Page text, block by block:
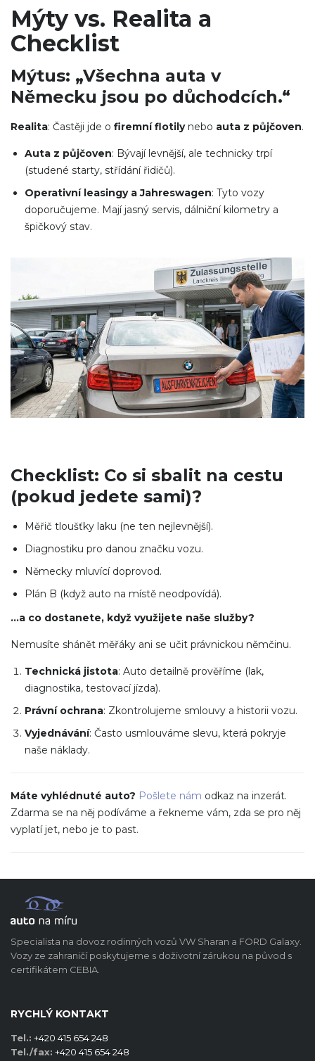
Mýty vs. Realita a
Checklist
Mýtus: „Všechna auta v
Německu jsou po důchodcích.“
Realita: Častěji jde o firemní flotilynebo auta z půjčoven.
Auta z půjčoven: Bývají levnější, ale technicky trpí
(studené starty, střídání řidičů).
Operativní leasingy a Jahreswagen: Tyto vozy
doporučujeme. Mají jasný servis, dálniční kilometry a
špičkový stav.
Checklist: Co si sbalit na cestu
(pokud jedete sami)?
Měřič tloušťky laku (ne ten nejlevnější).
Diagnostiku pro danou značku vozu.
Německy mluvící doprovod.
Plán B (když auto na místě neodpovídá).
…a co dostanete, když využijete naše služby?
Nemusíte shánět měřáky ani se učit právnickou němčinu.
Technická jistota: Auto detailně prověříme (lak,
diagnostika, testovací jízda).
Právní ochrana: Zkontrolujeme smlouvy a historii vozu.
Vyjednávání: Často usmlouváme slevu, která pokryje
naše náklady.
Máte vyhlédnuté auto? Pošlete nám odkaz na inzerát.
Zdarma se na něj podíváme a řekneme vám, zda se pro něj
vyplatí jet, nebo je to past.
Specialista na dovoz rodinných vozů VW Sharan a FORD Galaxy.
Vozy ze zahraničí poskytujeme s doživotní zárukou na původ s
certifikátem CEBIA.
RYCHLÝ KONTAKT
Tel.: +420 415 654 248
Tel./fax: +420 415 654 248